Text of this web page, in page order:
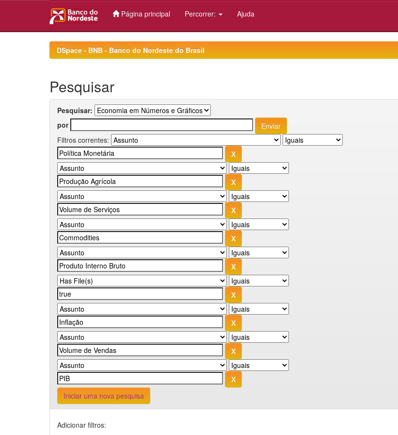
Página principal Percorrer: Ajuda
DSpace - BNB - Banco do Nordeste do Brasil
Pesquisar
Pesquisar:
por
Filtros correntes:
Iniciar uma nova pesquisa
Adicionar filtros: